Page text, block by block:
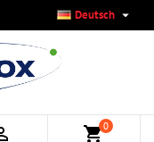
Deutsch 
shopping_cart0
×
×
((modalDeleteText))
×
×
Ihrer Wunschliste